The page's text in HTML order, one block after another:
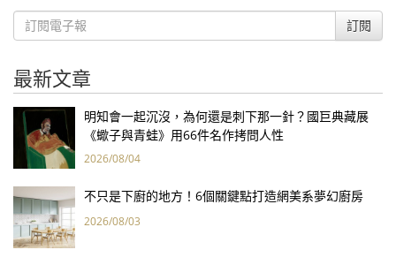
訂閱
最新文章
明知會一起沉沒，為何還是刺下那一針？國巨典藏展
《蠍子與青蛙》用66件名作拷問人性
2026/08/04
不只是下廚的地方！6個關鍵點打造網美系夢幻廚房
2026/08/03